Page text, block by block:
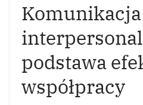
Komunikacja
podstawa
współpracy